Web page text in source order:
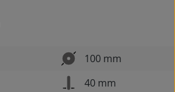
100 mm
40 mm